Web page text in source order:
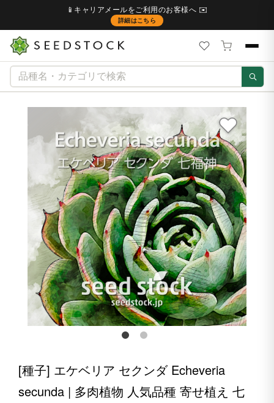
📱キャリアメールをご利用のお客様へ ✉️
詳細はこちら
[種子] エケベリア セクンダ Echeveria
secunda | 多肉植物 人気品種 寄せ植え 七